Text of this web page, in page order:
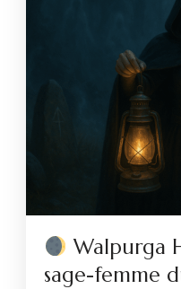
Walpurga
sage-femme